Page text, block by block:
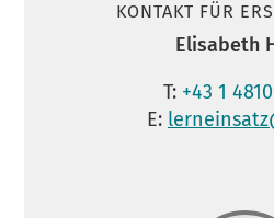
KONTAKT FÜR
Elisabeth
T: +43 1
E: